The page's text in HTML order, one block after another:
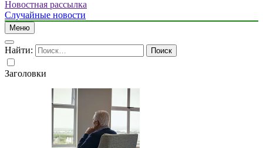
Новостная рассылка
Случайные новости
Меню
Найти:
Заголовки